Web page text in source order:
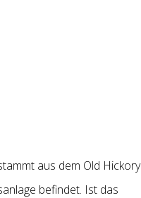
aus dem Old Hickory
befindet. Ist das